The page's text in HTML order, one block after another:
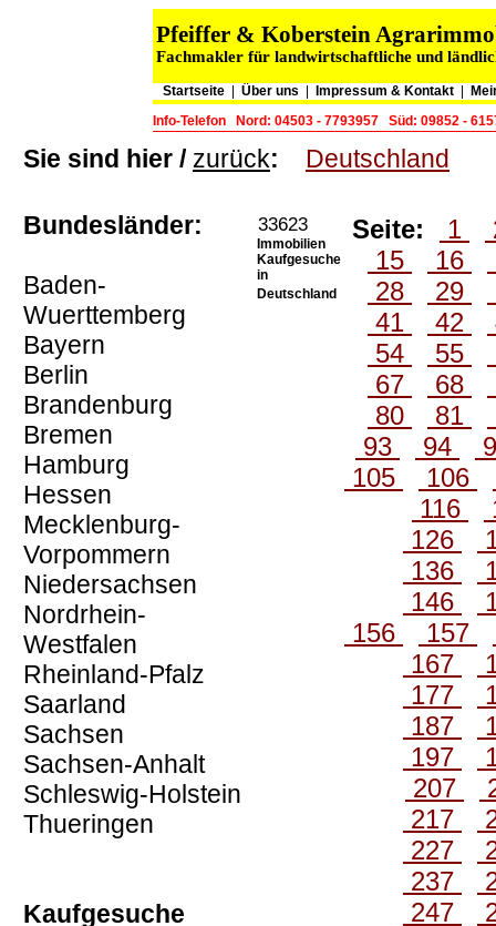
Pfeiffer & Koberstein
Fachmakler für landwirtschaftliche und
Startseite Über uns Impressum & Kontakt
Info-Telefon
Nord: 04503 - 7793957 Süd: 09852 -
Sie sind hier / zurück: Deutschland
Bundesländer:
Baden-
Wuerttemberg
Bayern
Berlin
Brandenburg
Bremen
Hamburg
Hessen
Mecklenburg-
Vorpommern
Niedersachsen
Nordrhein-
Westfalen
Rheinland-Pfalz
Saarland
Sachsen
Sachsen-Anhalt
Schleswig-Holstein
Thueringen
Kaufgesuche
33623
Immobilien
Kaufgesuche
in
Deutschland
Seite: 1
15
16
28
29
41
42
54
55
67
68
80
81
93
94
105
106
116
126
136
146
156
157
167
177
187
197
207
217
227
237
247